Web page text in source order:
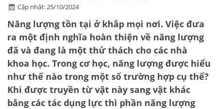
Cập nhật: 25/10/2024
Năng lượng tồn tại ở khắp mọi nơi. Việc đưa
ra một định nghĩa hoàn thiện về năng lượng
đã và đang là một thử thách cho các nhà
khoa học. Trong cơ học, năng lượng được hiểu
như thế nào trong một số trường hợp cụ thể?
Khi được truyền từ vật này sang vật khác
bằng các tác dụng lực thì phần năng lượng